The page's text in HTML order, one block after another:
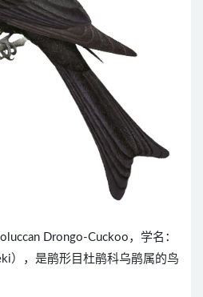
Drongo-Cuckoo，学名：
），是鹃形目杜鹃科乌鹃属的鸟